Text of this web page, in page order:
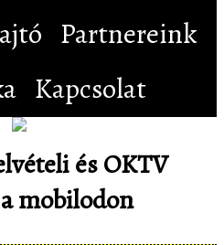
Partnereink
Kapcsolat
és OKTV
mobilodon